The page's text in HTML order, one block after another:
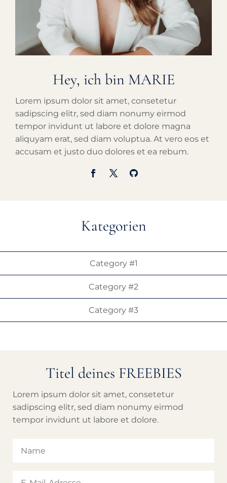
Hey, ich bin MARIE
Lorem ipsum dolor sit amet, consetetur
sadipscing elitr, sed diam nonumy eirmod
tempor invidunt ut labore et dolore magna
aliquyam erat, sed diam voluptua. At vero eos et
accusam et justo duo dolores et ea rebum.
Kategorien
Category #1
Category #2
Category #3
Titel deines FREEBIES
Lorem ipsum dolor sit amet, consetetur
sadipscing elitr, sed diam nonumy eirmod
tempor invidunt ut labore et dolore.